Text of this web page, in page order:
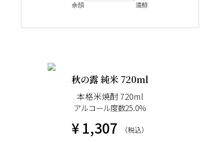
秋の露 純米 720ml
本格米焼酎 720ml
アルコール度数25.0％
¥ 1,307
（税込）